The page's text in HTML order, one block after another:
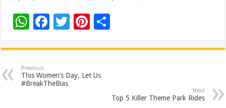
W
at
sA
p
F
e
b
o
T
tt
er
Pi
er
es
ar
Previous
This Women’s Day, Let Us
#BreakTheBias
Next
Top 5 Killer Theme Park Rides